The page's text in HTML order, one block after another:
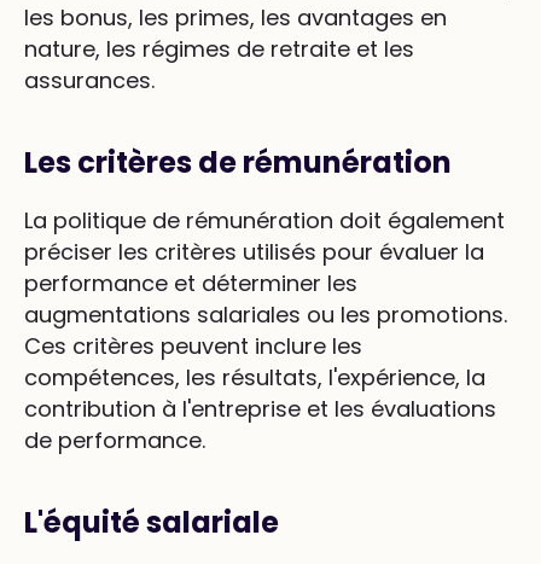
les bonus, les primes, les avantages en
nature, les régimes de retraite et les
assurances.
Les critères de rémunération
La politique de rémunération doit également
préciser les critères utilisés pour évaluer la
performance et déterminer les
augmentations salariales ou les promotions.
Ces critères peuvent inclure les
compétences, les résultats, l'expérience, la
contribution à l'entreprise et les évaluations
de performance.
L'équité salariale